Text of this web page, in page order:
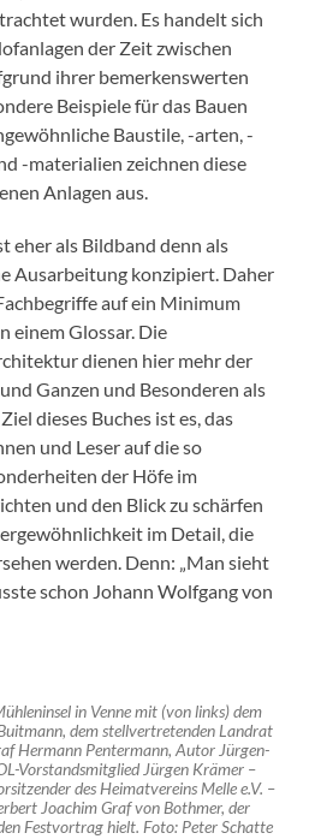
wurden. Es handelt sich
der Zeit zwischen
ihrer bemerkenswerten
Beispiele für das Bauen
Baustile, -arten, -
-materialien zeichnen diese
Anlagen aus.
eher als Bildband denn als
Ausarbeitung konzipiert. Daher
auf ein Minimum
einem Glossar. Die
dienen hier mehr der
Ganzen und Besonderen als
dieses Buches ist es, das
und Leser auf die so
der Höfe im
und den Blick zu schärfen
im Detail, die
werden. Denn: „Man sieht
schon Johann Wolfgang von
in Venne mit (von links) dem
dem stellvertretenden Landrat
Hermann Pentermann, Autor Jürgen-
Vorstandsmitglied Jürgen Krämer –
des Heimatvereins Melle e.V. –
Joachim Graf von Bothmer, der
Festvortrag hielt. Foto: Peter Schatte